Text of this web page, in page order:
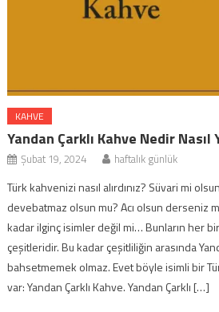
KAHVE
Yandan Çarklı Kahve Nedir Nasıl
Şubat 19, 2024 haftalık günlük
Türk kahvenizi nasıl alırdınız? Süvari mi
devebatmaz olsun mu? Acı olsun derseniz
kadar ilginç isimler değil mi… Bunların her
çeşitleridir. Bu kadar çeşitliliğin arasında
bahsetmemek olmaz. Evet böyle isimli bir
var: Yandan Çarklı Kahve. Yandan Çarklı […]